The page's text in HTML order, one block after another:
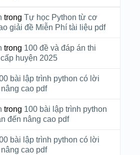
trong Tự học Python từ cơ
giải đề Miễn Phí tài liệu pdf
trong 100 đề và đáp án thi
huyện 2025
bài lập trình python có lời
cao pdf
trong 100 bài lập trình python
đến nâng cao pdf
bài lập trình python có lời
cao pdf